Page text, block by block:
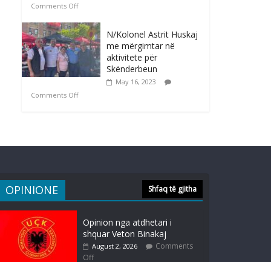
Comments Off
N/Kolonel Astrit Huskaj
me mërgimtar në
aktivitete për
Skënderbeun
May 16, 2023
Comments Off
OPINIONE Shfaq të gjitha
Opinion nga atdhetari i
shquar Veton Binakaj
August 2, 2026
Comments
Off